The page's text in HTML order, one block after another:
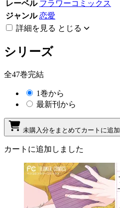
レーベル フラワーコミックス
ジャンル 恋愛
詳細を見る とじる
シリーズ
全47巻完結
1巻から
最新刊から
未購入分をまとめてカートに追加
カートに追加しました